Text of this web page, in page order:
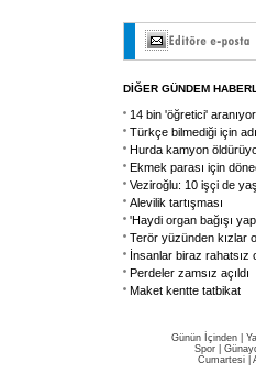
DİĞER GÜNDEM
14 bin 'öğretici' aranıyor
Türkçe bilmediği için
Hurda kamyon
Ekmek parası için
Veziroğlu: 10 işçi de
Alevilik tartışması
'Haydi organ bağışı
Terör yüzünden kızlar
İnsanlar biraz rahatsız
Perdeler zamsız açıldı
Maket kentte tatbikat
Günün İçinden
Spor
Cumartesi|